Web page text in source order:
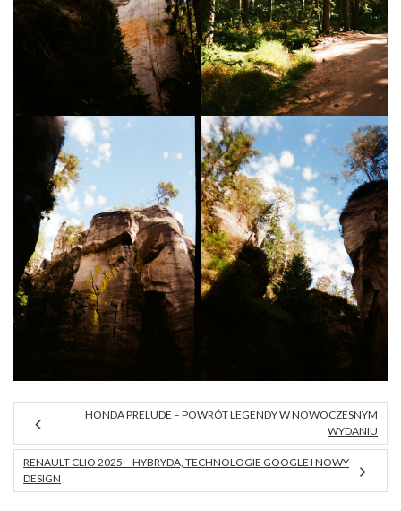
HONDA PRELUDE – POWRÓT LEGENDY W NOWOCZESNYM
WYDANIU
RENAULT CLIO 2025 – HYBRYDA, TECHNOLOGIE GOOGLE I NOWY
DESIGN